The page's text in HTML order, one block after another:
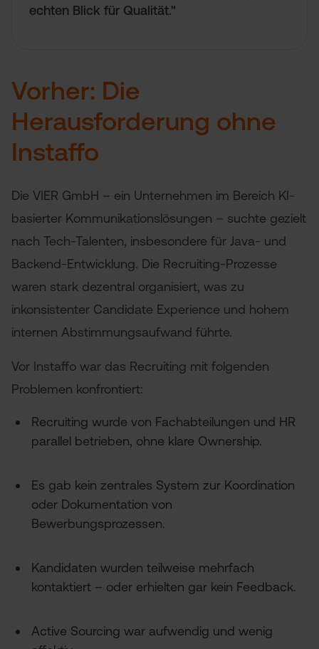
echten Blick für Qualität."
Vorher: Die
Herausforderung ohne
Instaffo
Die VIER GmbH – ein Unternehmen im Bereich KI-
basierter Kommunikationslösungen – suchte gezielt
nach Tech-Talenten, insbesondere für Java- und
Backend-Entwicklung. Die Recruiting-Prozesse
waren stark dezentral organisiert, was zu
inkonsistenter Candidate Experience und hohem
internen Abstimmungsaufwand führte.
Vor Instaffo war das Recruiting mit folgenden
Problemen konfrontiert:
Recruiting wurde von Fachabteilungen und HR
parallel betrieben, ohne klare Ownership.
Es gab kein zentrales System zur Koordination
oder Dokumentation von
Bewerbungsprozessen.
Kandidaten wurden teilweise mehrfach
kontaktiert – oder erhielten gar kein Feedback.
Active Sourcing war aufwendig und wenig